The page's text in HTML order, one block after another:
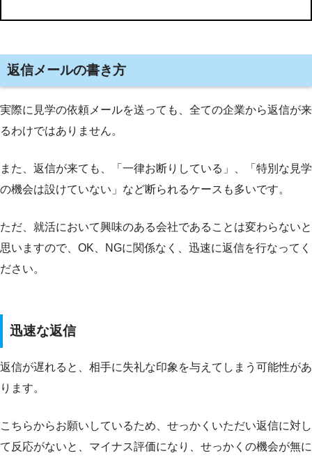
返信メールの書き方
実際に見学の依頼メールを送っても、全ての企業から返信が来
るわけではありません。
また、返信が来ても、「一律お断りしている」、「特別な見学
の機会は設けていない」など断られるケースも多いです。
ただ、就活において興味のある会社であることは変わらないと
思いますので、OK、NGに関係なく、迅速に返信を行なってく
ださい。
迅速な返信
返信が遅れると、相手に失礼な印象を与えてしまう可能性があ
ります。
こちらからお願いしているため、せっかくいただい返信に対し
て反応がないと、マイナス評価になり、せっかくの機会が無に